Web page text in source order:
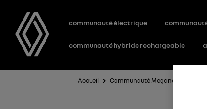
communauté électrique
communauté hybride rechargeable
Accueil Communauté Megane E-Tech